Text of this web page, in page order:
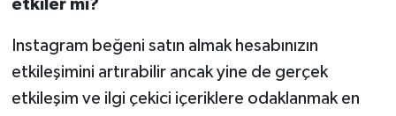
etkiler mi?
Instagram beğeni satın almak hesabınızın
etkileşimini artırabilir ancak yine de gerçek
etkileşim ve ilgi çekici içeriklere odaklanmak en